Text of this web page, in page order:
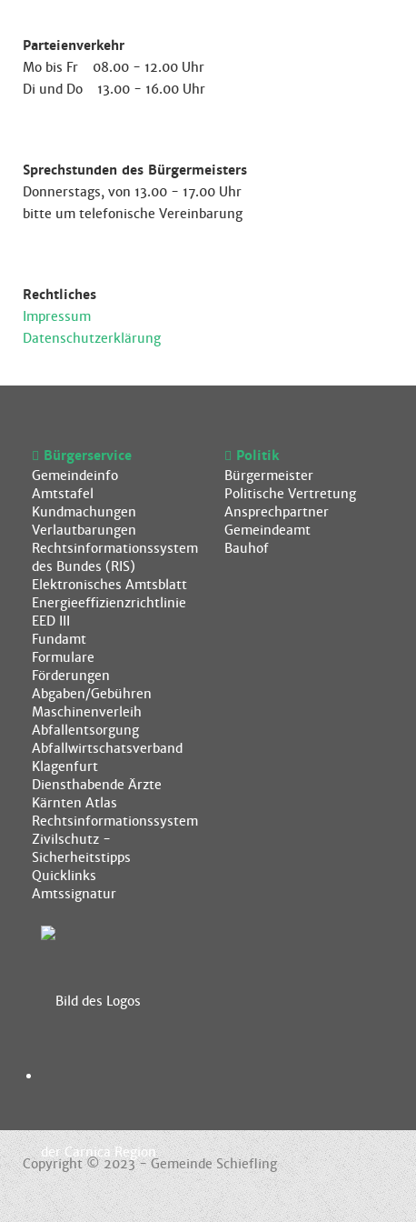
Parteienverkehr
Mo bis Fr 08.00 - 12.00 Uhr
Di und Do 13.00 - 16.00 Uhr
Sprechstunden des Bürgermeisters
Donnerstags, von 13.00 - 17.00 Uhr
bitte um telefonische Vereinbarung
Rechtliches
Impressum
Datenschutzerklärung
Bürgerservice
Gemeindeinfo
Amtstafel
Kundmachungen
Verlautbarungen
Rechtsinformationssystem
des Bundes (RIS)
Elektronisches Amtsblatt
Energieeffizienzrichtlinie
EED III
Fundamt
Formulare
Förderungen
Abgaben/Gebühren
Maschinenverleih
Abfallentsorgung
Abfallwirtschatsverband
Klagenfurt
Diensthabende Ärzte
Kärnten Atlas
Rechtsinformationssystem
Zivilschutz -
Sicherheitstipps
Quicklinks
Amtssignatur
Politik
Bürgermeister
Politische Vertretung
Ansprechpartner
Gemeindeamt
Bauhof
Copyright © 2023 - Gemeinde Schiefling